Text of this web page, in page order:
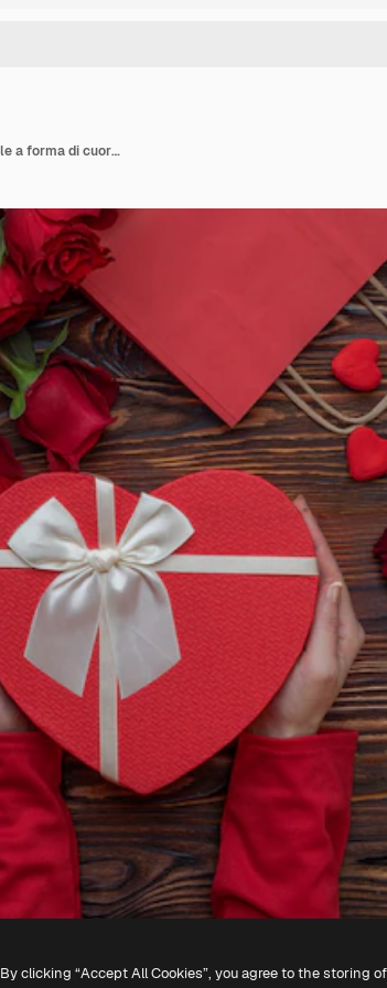
Mani femminili che tengono i regali degli amanti delle scatole a forma di cuore su una superficie di legno
By clicking “Accept All Cookies”, you agree to the storing